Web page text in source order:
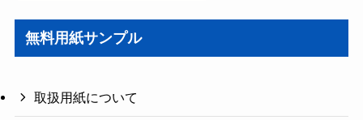
無料用紙サンプル
取扱用紙について